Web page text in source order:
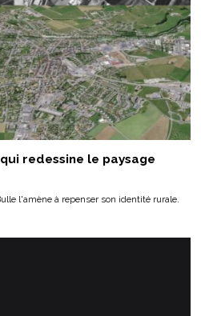
redessine le paysage
l'amène à repenser son identité rurale.